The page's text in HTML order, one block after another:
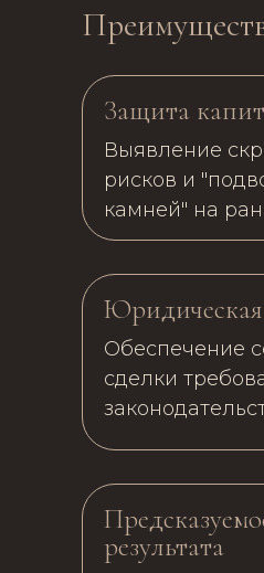
Обеспечение
сделки
Юридическая
Защита
Выявление
рисков и
камней" на
результата